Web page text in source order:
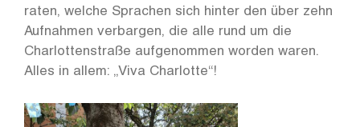
raten, welche Sprachen sich hinter den über zehn
Aufnahmen verbargen, die alle rund um die
Charlottenstraße aufgenommen worden waren.
Alles in allem: „Viva Charlotte“!